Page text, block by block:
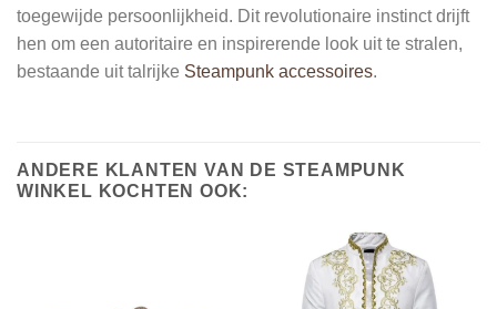
toegewijde persoonlijkheid. Dit revolutionaire instinct drijft
hen om een autoritaire en inspirerende look uit te stralen,
bestaande uit talrijke Steampunk accessoires.
ANDERE KLANTEN VAN DE STEAMPUNK
WINKEL KOCHTEN OOK: